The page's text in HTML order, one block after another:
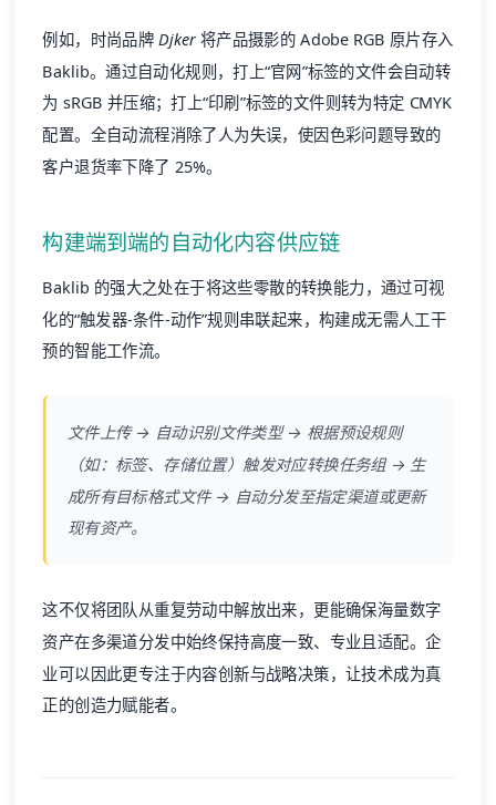
例如，时尚品牌 Djker将产品摄影的 Adobe RGB 原片存入
Baklib。通过自动化规则，打上“官网”标签的文件会自动转
为 sRGB 并压缩；打上“印刷”标签的文件则转为特定 CMYK
配置。全自动流程消除了人为失误，使因色彩问题导致的
客户退货率下降了 25%。
构建端到端的自动化内容供应链
Baklib 的强大之处在于将这些零散的转换能力，通过可视
化的“触发器-条件-动作”规则串联起来，构建成无需人工干
预的智能工作流。
文件上传 → 自动识别文件类型 → 根据预设规则
（如：标签、存储位置）触发对应转换任务组 → 生
成所有目标格式文件 → 自动分发至指定渠道或更新
现有资产。
这不仅将团队从重复劳动中解放出来，更能确保海量数字
资产在多渠道分发中始终保持高度一致、专业且适配。企
业可以因此更专注于内容创新与战略决策，让技术成为真
正的创造力赋能者。